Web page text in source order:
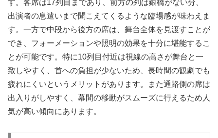
す。客席は17列目まであり、前方の列は銀橋がない分、
出演者の息遣いまで聞こえてくるような臨場感が味わえま
す。一方で中段から後方の席は、舞台全体を見渡すことが
でき、フォーメーションや照明の効果を十分に堪能するこ
とが可能です。特に10列目付近は視線の高さが舞台と一
致しやすく、首への負担が少ないため、長時間の観劇でも
疲れにくいというメリットがあります。また通路側の席は
出入りがしやすく、幕間の移動がスムーズに行えるため人
気が高い傾向にあります。